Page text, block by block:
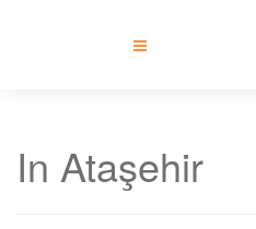
In Ataşehir